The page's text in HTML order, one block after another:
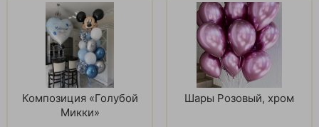
Композиция «Голубой
Микки»
Шары Розовый, хром